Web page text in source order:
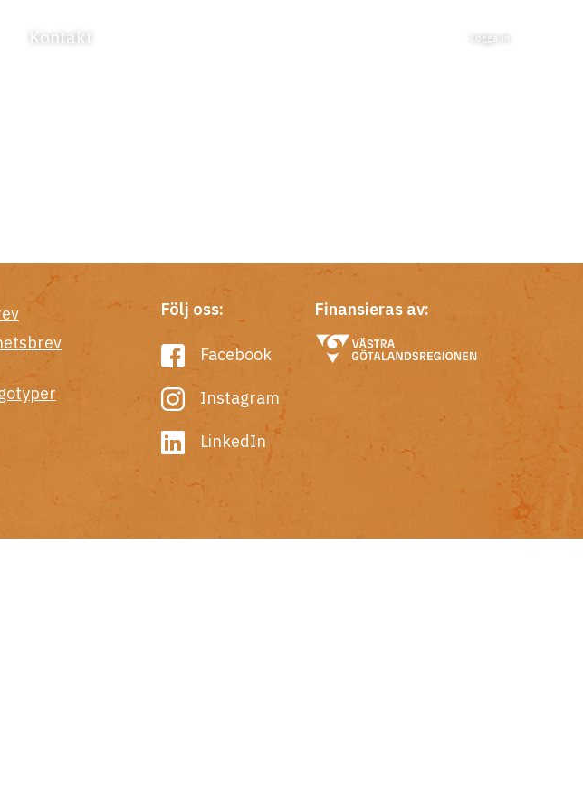
Kontakt Logga in
Följ oss:
Facebook
Instagram
LinkedIn
Finansieras av: